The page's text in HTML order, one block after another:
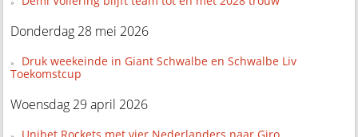
Donderdag 28 mei 2026
Druk weekeinde in Giant Schwalbe en Schwalbe Liv
Toekomstcup
Woensdag 29 april 2026